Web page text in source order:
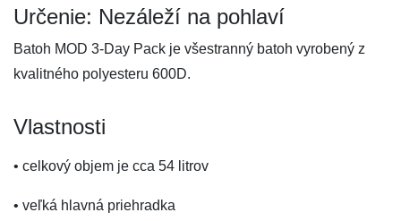
Určenie: Nezáleží na pohlaví
Batoh MOD 3-Day Pack je všestranný batoh vyrobený z
kvalitného polyesteru 600D.
Vlastnosti
• celkový objem je cca 54 litrov
• veľká hlavná priehradka